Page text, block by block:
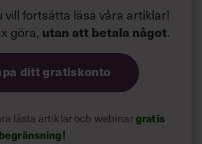
vill fortsätta läsa våra artiklar!
göra, utan att betala något.
ditt gratiskonto
låsta artiklar och webinargratis